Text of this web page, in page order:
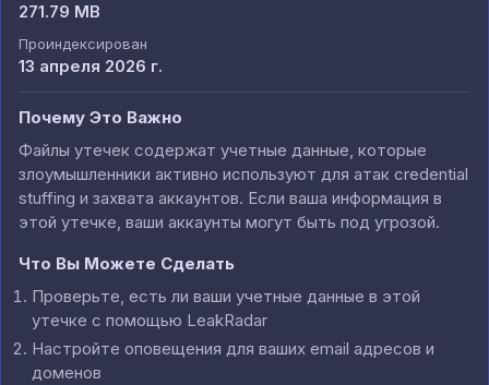
271.79 MB
Проиндексирован
13 апреля 2026 г.
Почему Это Важно
Файлы утечек содержат учетные данные, которые
злоумышленники активно используют для атак credential
stuffing и захвата аккаунтов. Если ваша информация в
этой утечке, ваши аккаунты могут быть под угрозой.
Что Вы Можете Сделать
Проверьте, есть ли ваши учетные данные в этой
утечке с помощью LeakRadar
Настройте оповещения для ваших email адресов и
доменов